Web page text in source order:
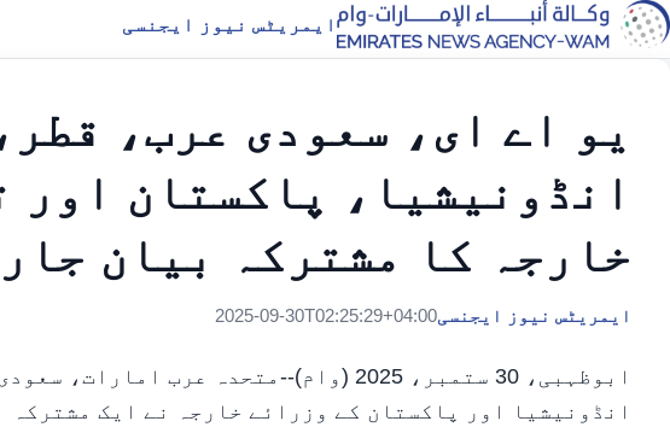
ایمریٹس نیوز ایجنسی
یو اے ای، سعودی عرب،
انڈونیشیا، پاکستان اور
خارجہ کا مشترکہ بیان
ایمریٹس نیوز ایجنسی2025-09-30T02:25:29+04:00
ابوظہبی، 30 ستمبر، 2025 (وام)--متحدہ عرب
انڈونیشیا اور پاکستان کے وزرائے خارجہ نے ایک